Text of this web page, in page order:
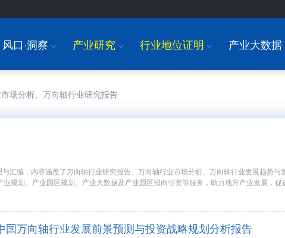
风口·洞察 I 产业研究 I 行业地位证明 I 产业大数据
场分析、万向轴行业研究报告
汇编，内容涵盖了万向轴行业研究报告、万向轴行业市场分析、万向轴行业发展趋势与
规划、产业园区规划、产业大数据及产业园区招商引资等服务，助力地方产业发展，促
国万向轴行业发展前景预测与投资战略规划分析报告